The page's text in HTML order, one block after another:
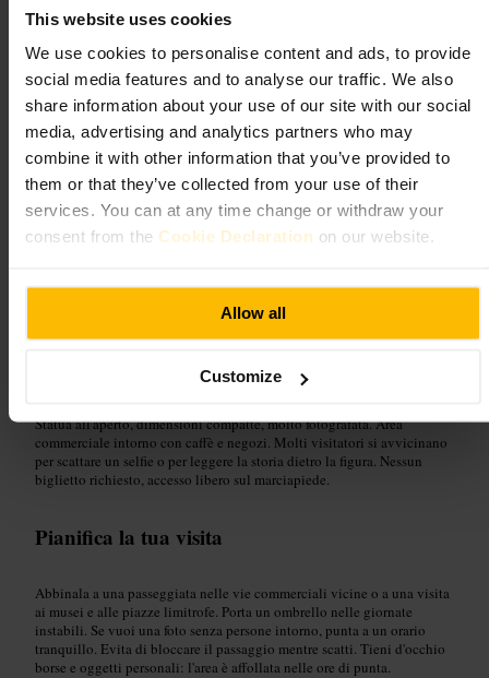
This website uses cookies
We use cookies to personalise content and ads, to provide
social media features and to analyse our traffic. We also
share information about your use of our site with our social
media, advertising and analytics partners who may
combine it with other information that you’ve provided to
them or that they’ve collected from your use of their
services. You can at any time change or withdraw your
consent from the Cookie Declaration on our website.
Allow all
Customize
4,4
4
Immagine /
“Un punto d'incontro nel centro di Dublino.”
Adatto a
#Dublino #MollyMalone #Statua #Fotografia #Passeggiata
Statua all'aperto, dimensioni compatte, molto fotografata. Area
commerciale intorno con caffè e negozi. Molti visitatori si avvicinano
per scattare un selfie o per leggere la storia dietro la figura. Nessun
biglietto richiesto, accesso libero sul marciapiede.
Pianifica la tua visita
Abbinala a una passeggiata nelle vie commerciali vicine o a una visita
ai musei e alle piazze limitrofe. Porta un ombrello nelle giornate
instabili. Se vuoi una foto senza persone intorno, punta a un orario
tranquillo. Evita di bloccare il passaggio mentre scatti. Tieni d'occhio
borse e oggetti personali: l'area è affollata nelle ore di punta.